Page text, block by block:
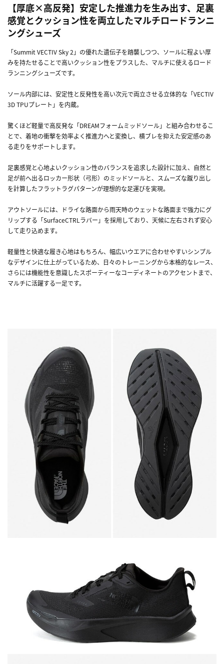
【厚底×高反発】安定した推進力を生み出す、足裏
感覚とクッション性を両立したマルチロードランニ
ングシューズ
「Summit VECTIV Sky 2」の優れた遺伝子を踏襲しつつ、ソールに程よい厚
みを持たせることで高いクッション性をプラスした、マルチに使えるロード
ランニングシューズです。
ソール内部には、安定性と反発性を高い次元で両立させる立体的な「VECTIV
3D TPUプレート」を内蔵。
驚くほど軽量で高反発な「DREAMフォームミッドソール」と組み合わせるこ
とで、着地の衝撃を効率よく推進力へと変換し、横ブレを抑えた安定感のあ
る走りをサポートします。
足裏感覚と心地よいクッション性のバランスを追求した設計に加え、自然と
足が前へ出るロッカー形状（弓形）のミッドソールと、スムーズな蹴り出し
を計算したフラットラグパターンが理想的な足運びを実現。
アウトソールには、ドライな路面から雨天時のウェットな路面まで強力にグ
リップする「SurfaceCTRLラバー」を採用しており、天候に左右されず安心
して走り込めます。
軽量性と快適な履き心地はもちろん、幅広いウエアに合わせやすいシンプル
なデザインに仕上がっているため、日々のトレーニングから本格的なレース、
さらには機能性を意識したスポーティーなコーディネートのアクセントまで、
マルチに活躍する一足です。